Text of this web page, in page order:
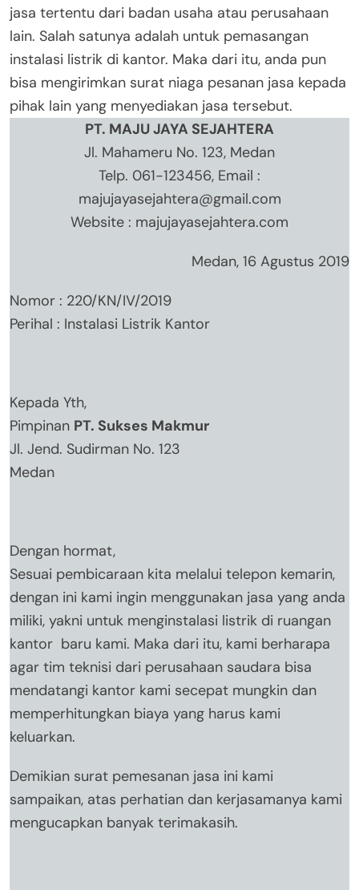
jasa tertentu dari badan usaha atau perusahaan
lain. Salah satunya adalah untuk pemasangan
instalasi listrik di kantor. Maka dari itu, anda pun
bisa mengirimkan surat niaga pesanan jasa kepada
pihak lain yang menyediakan jasa tersebut.
PT. MAJU JAYA SEJAHTERA
Jl. Mahameru No. 123, Medan
Telp. 061-123456, Email :
majujayasejahtera@gmail.com
Website : majujayasejahtera.com
Medan, 16 Agustus 2019
Nomor : 220/KN/IV/2019
Perihal : Instalasi Listrik Kantor
Kepada Yth,
Pimpinan PT. Sukses Makmur
Jl. Jend. Sudirman No. 123
Medan
Dengan hormat,
Sesuai pembicaraan kita melalui telepon kemarin,
dengan ini kami ingin menggunakan jasa yang anda
miliki, yakni untuk menginstalasi listrik di ruangan
kantor baru kami. Maka dari itu, kami berharapa
agar tim teknisi dari perusahaan saudara bisa
mendatangi kantor kami secepat mungkin dan
memperhitungkan biaya yang harus kami
keluarkan.
Demikian surat pemesanan jasa ini kami
sampaikan, atas perhatian dan kerjasamanya kami
mengucapkan banyak terimakasih.